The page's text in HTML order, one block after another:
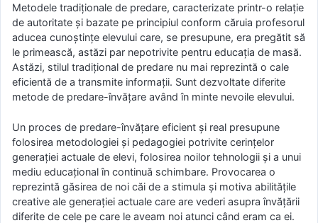
Metodele tradiţionale de predare, caracterizate printr-o relaţie
de autoritate şi bazate pe principiul conform căruia profesorul
aducea cunoştinţe elevului care, se presupune, era pregătit să
le primească, astăzi par nepotrivite pentru educaţia de masă.
Astăzi, stilul tradiţional de predare nu mai reprezintă o cale
eficientă de a transmite informaţii. Sunt dezvoltate diferite
metode de predare-învăţare având în minte nevoile elevului.
Un proces de predare-învăţare eficient şi real presupune
folosirea metodologiei şi pedagogiei potrivite cerinţelor
generaţiei actuale de elevi, folosirea noilor tehnologii şi a unui
mediu educaţional în continuă schimbare. Provocarea o
reprezintă găsirea de noi căi de a stimula şi motiva abilităţile
creative ale generaţiei actuale care are vederi asupra învăţării
diferite de cele pe care le aveam noi atunci când eram ca ei.